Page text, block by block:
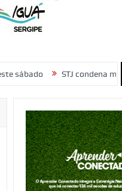
STJ condena ministro